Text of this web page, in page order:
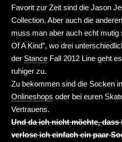
Favorit zur Zeit sind die Jason
Collection. Aber auch die
muss man aber auch echt mutig
Of A Kind”, wo drei
der Stance Fall 2012 Line geht
ruhiger zu.
Zu bekommen sind die Socken
Onlineshops oder bei euren
Vertrauens.
Und da ich nicht möchte,
verlose ich einfach ein paar